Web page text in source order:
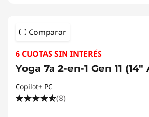
Comparar
6 CUOTAS SIN INTERÉS
Yoga 7a 2-en-1 Gen 11 (14"
Copilot+ PC
(8)